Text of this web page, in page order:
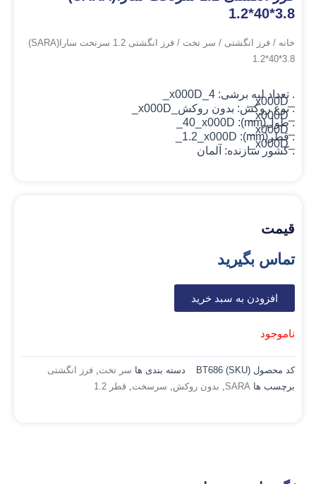
1.2*40*3.8
خانه / فرز انگشتی / سر تخت
/ فرز انگشتی 1.2 سرتخت سارا(SARA)
1.2*40*3.8
. تعداد لبه برشی: 4_x000D_
_x000D_
. نوع روکش: بدون روکش
_x000D_
. طول(mm): 40_x000D_
_x000D_
. قطر(mm): 1.2_x000D_
_x000D_
. کشور سازنده: آلمان
قیمت
تماس بگیرید
افزودن به سبد خرید
ناموجود
کد محصول (SKU) BT686 دسته بندی ها سر تخت فرز انگشتی
برچسب ها SARA بدون روکش سرسخت قطر 1.2